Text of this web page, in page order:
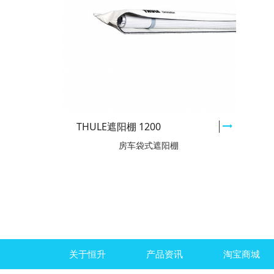
THULE遮阳棚 1200
房车袋式遮阳棚
关于恒升 产品资讯 淘宝商城